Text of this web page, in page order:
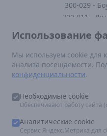
300-029 -
300-011 -
300-
300-123 -
Постановление
Правила
По вопросам
Использование
Мы используем cookie для
анализа посещаемости.
конфиденциальности.
Необходимые cookie
Обеспечивают работу сайта
Аналитические cookie
Сервис Яндекс.Метрика для